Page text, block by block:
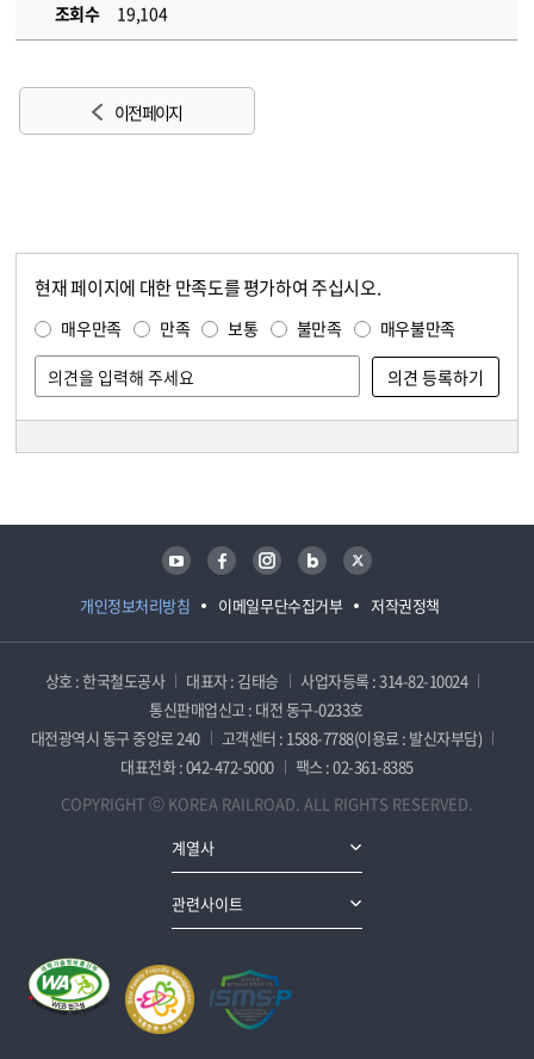
조회수
19,104
이전 페이지
현재 페이지에 대한 만족도를 평가하여 주십시오.
매우만족 만족 보통 불만족 매우불만족
개인정보처리방침 이메일무단수집거부 저작권정책
유튜브 페이스북 인스타그램 블로그 트위터
상호 : 한국철도공사 대표자 : 김태승
사업자등록 : 314-82-10024
통신판매업신고 : 대전 동구-0233호
대전광역시 동구 중앙로 240
고객센터 : 1588-7788(이용료 : 발신자부담)
대표전화 : 042-472-5000
팩스 : 02-361-8385
COPYRIGHT ⓒ KOREA RAILROAD. ALL RIGHTS RESERVED.
계열사
관련사이트